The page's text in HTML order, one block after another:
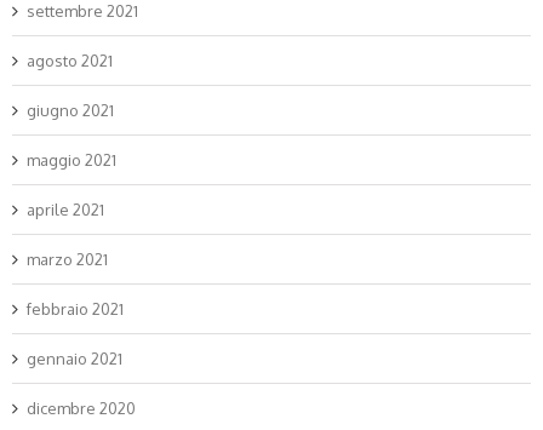
settembre 2021
agosto 2021
giugno 2021
maggio 2021
aprile 2021
marzo 2021
febbraio 2021
gennaio 2021
dicembre 2020